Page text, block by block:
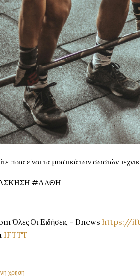
ποια είναι τα μυστικά των σωστών
#ΛΑΘΗ
Όλες Οι Ειδήσεις - Dnews https://
IFTTT
χρήση